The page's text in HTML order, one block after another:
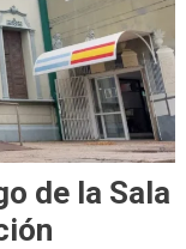
de la Sala